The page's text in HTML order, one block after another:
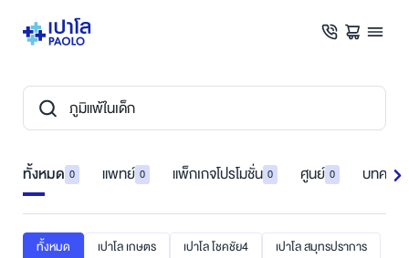
ทั้งหมด 0 แพทย์ 0 แพ็กเกจโปรโมชั่น 0 ศูนย์ 0 บทควา
ทั้งหมด เปาโล เกษตร เปาโล โชคชัย4
เปาโล สมุทรปราการ